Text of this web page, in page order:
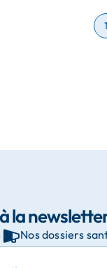
1
la
Nos dossiers